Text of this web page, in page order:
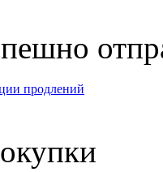
продлений